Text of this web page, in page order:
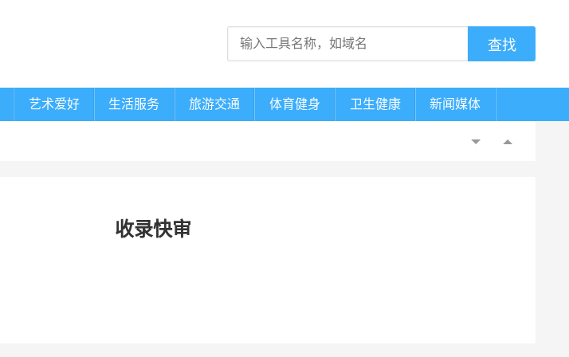
艺术爱好 生活服务 旅游交通 体育健身 卫生健康 新闻媒体
收录快审